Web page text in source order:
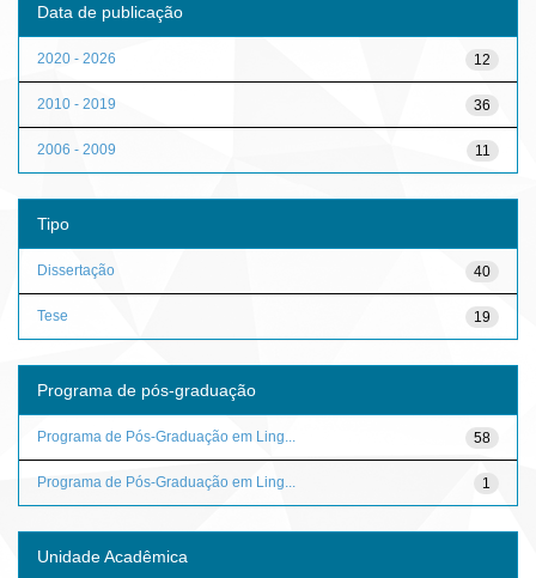
Data de publicação
12
2020 - 2026
36
2010 - 2019
11
2006 - 2009
Tipo
40
Dissertação
19
Tese
Programa de pós-graduação
58
Programa de Pós-Graduação em Ling...
1
Programa de Pós-Graduação em Ling...
Unidade Acadêmica